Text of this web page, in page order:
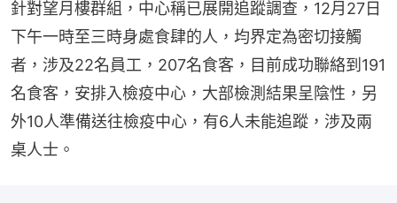
針對望月樓群組，中心稱已展開追蹤調查，12月27日
下午一時至三時身處食肆的人，均界定為密切接觸
者，涉及22名員工，207名食客，目前成功聯絡到191
名食客，安排入檢疫中心，大部檢測結果呈陰性，另
外10人準備送往檢疫中心，有6人未能追蹤，涉及兩
桌人士。